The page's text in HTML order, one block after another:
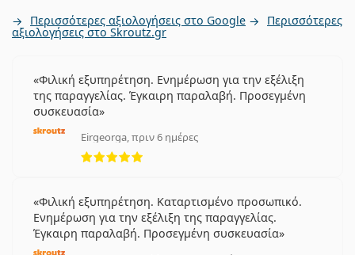
Περισσότερες αξιολογήσεις στο Google Περισσότερες
αξιολογήσεις στο Skroutz.gr
Φιλική εξυπηρέτηση. Ενημέρωση για την εξέλιξη
της παραγγελίας. Έγκαιρη παραλαβή. Προσεγμένη
συσκευασία
Eirgeorga, πριν 6 ημέρες
5 αξιολογήσεις από 5
Φιλική εξυπηρέτηση. Καταρτισμένο προσωπικό.
Ενημέρωση για την εξέλιξη της παραγγελίας.
Έγκαιρη παραλαβή. Προσεγμένη συσκευασία